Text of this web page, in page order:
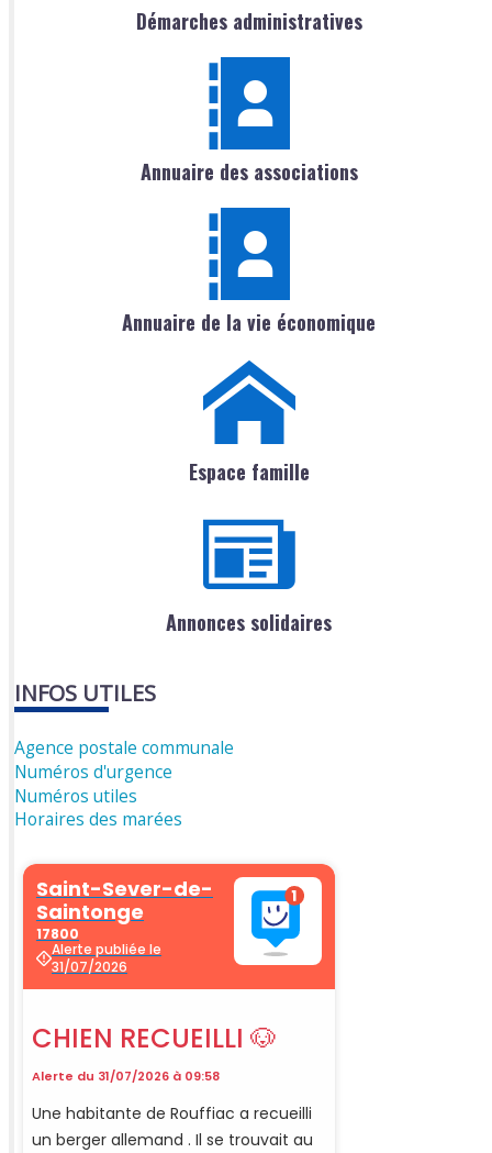
Démarches administratives
Annuaire des associations
Annuaire de la vie économique
Espace famille
Annonces solidaires
INFOS UTILES
Agence postale communale
Numéros d'urgence
Numéros utiles
Horaires des marées